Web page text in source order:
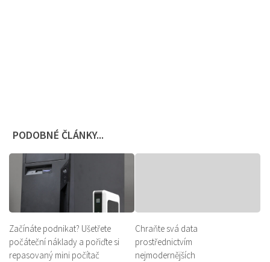
PODOBNÉ ČLÁNKY...
Začínáte podnikat? Ušetřete
počáteční náklady a pořiďte si
repasovaný mini počítač
Chraňte svá data
prostřednictvím
nejmodernějších